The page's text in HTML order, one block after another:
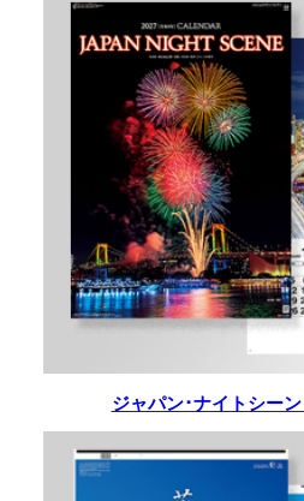
ジャパン･ナイトシーン